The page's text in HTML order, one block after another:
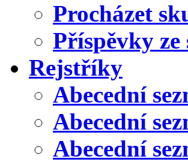
Procházet
Příspěvky
Rejstříky
Abecední
Abecední
Abecední